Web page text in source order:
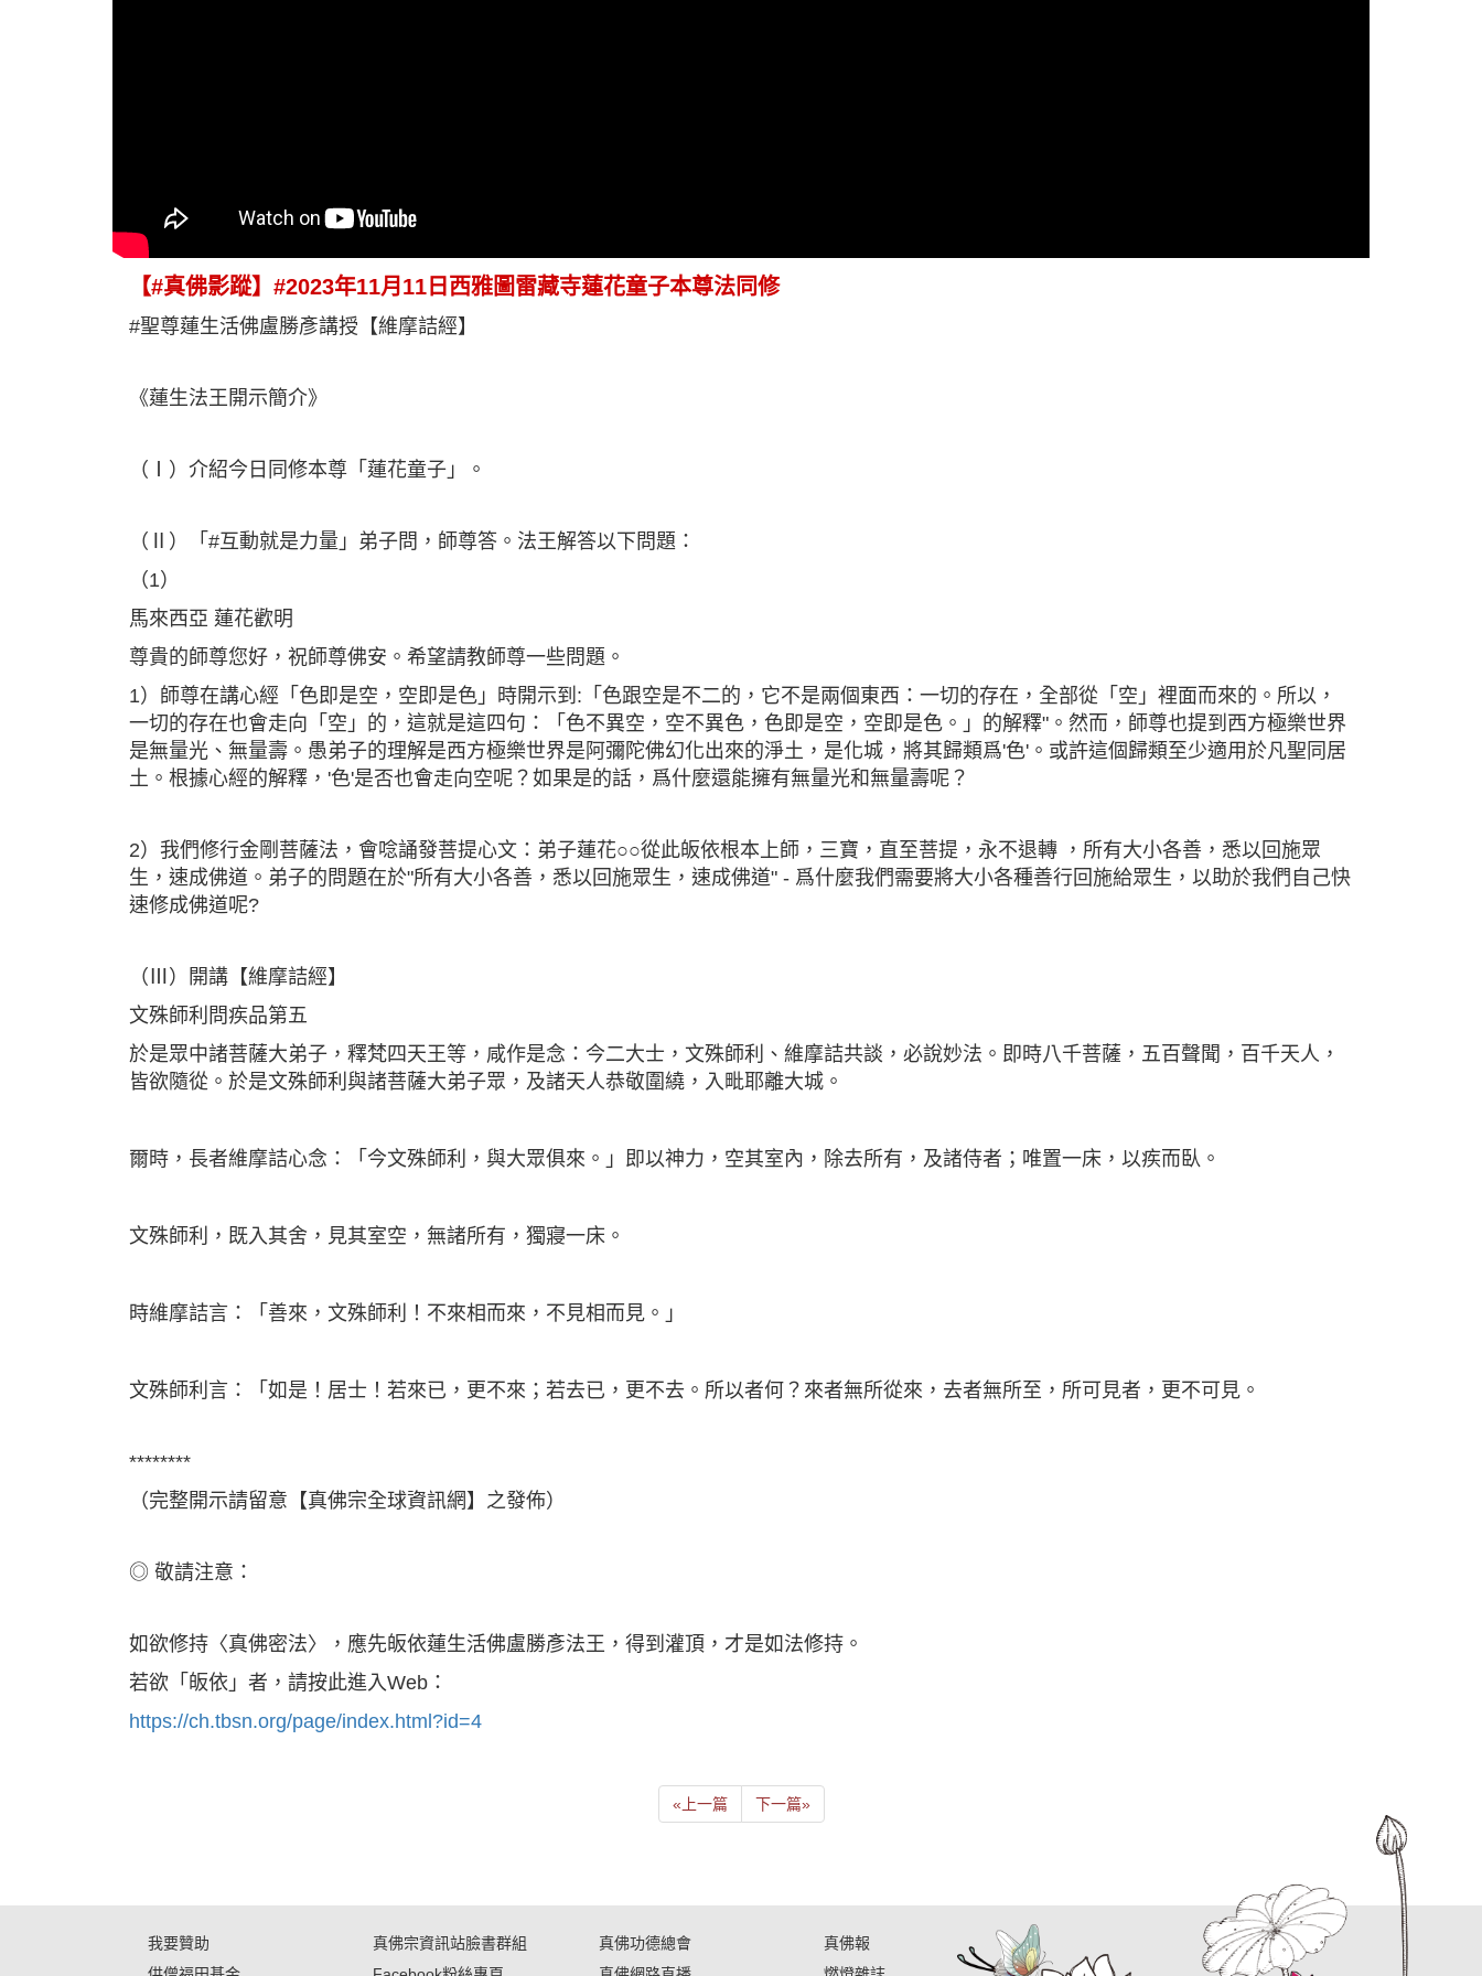
【#真佛影蹤】#2023年11月11日西雅圖雷藏寺蓮花童子本尊法同修
#聖尊蓮生活佛盧勝彥講授【維摩詰經】
《蓮生法王開示簡介》
（Ⅰ）介紹今日同修本尊「蓮花童子」。
（Ⅱ）「#互動就是力量」弟子問，師尊答。法王解答以下問題：
（1）
馬來西亞 蓮花歡明
尊貴的師尊您好，祝師尊佛安。希望請教師尊一些問題。
1）師尊在講心經「色即是空，空即是色」時開示到:「色跟空是不二的，它不是兩個東西：一切的存在，全部從「空」裡面而來的。所以，
一切的存在也會走向「空」的，這就是這四句：「色不異空，空不異色，色即是空，空即是色。」的解釋"。然而，師尊也提到西方極樂世界
是無量光、無量壽。愚弟子的理解是西方極樂世界是阿彌陀佛幻化出來的淨土，是化城，將其歸類爲'色'。或許這個歸類至少適用於凡聖同居
土。根據心經的解釋，'色'是否也會走向空呢？如果是的話，爲什麼還能擁有無量光和無量壽呢？
2）我們修行金剛菩薩法，會唸誦發菩提心文：弟子蓮花○○從此皈依根本上師，三寶，直至菩提，永不退轉 ，所有大小各善，悉以回施眾
生，速成佛道。弟子的問題在於"所有大小各善，悉以回施眾生，速成佛道" - 爲什麼我們需要將大小各種善行回施給眾生，以助於我們自己快
速修成佛道呢?
（Ⅲ）開講【維摩詰經】
文殊師利問疾品第五
於是眾中諸菩薩大弟子，釋梵四天王等，咸作是念：今二大士，文殊師利、維摩詰共談，必說妙法。即時八千菩薩，五百聲聞，百千天人，
皆欲隨從。於是文殊師利與諸菩薩大弟子眾，及諸天人恭敬圍繞，入毗耶離大城。
爾時，長者維摩詰心念：「今文殊師利，與大眾俱來。」即以神力，空其室內，除去所有，及諸侍者；唯置一床，以疾而臥。
文殊師利，既入其舍，見其室空，無諸所有，獨寢一床。
時維摩詰言：「善來，文殊師利！不來相而來，不見相而見。」
文殊師利言：「如是！居士！若來已，更不來；若去已，更不去。所以者何？來者無所從來，去者無所至，所可見者，更不可見。
********
（完整開示請留意【真佛宗全球資訊網】之發佈）
◎ 敬請注意：
如欲修持〈真佛密法〉，應先皈依蓮生活佛盧勝彥法王，得到灌頂，才是如法修持。
若欲「皈依」者，請按此進入Web：
https://ch.tbsn.org/page/index.html?id=4
« 上一篇 下一篇»
我要贊助
真佛宗資訊站臉書群組
真佛功德總會
真佛報